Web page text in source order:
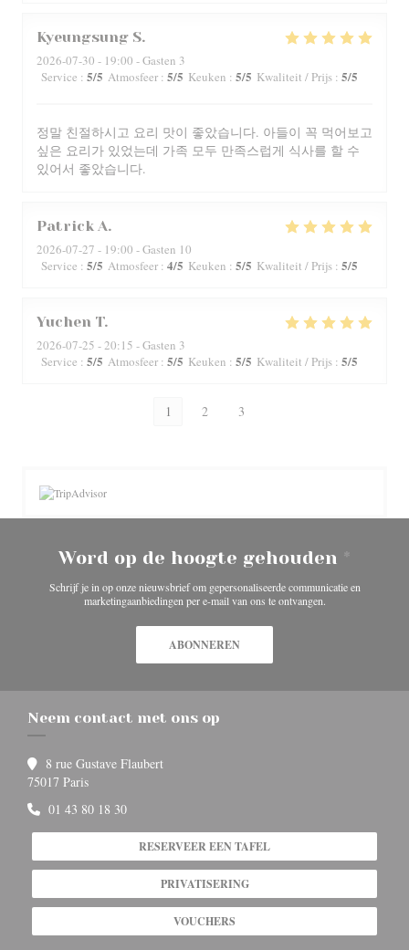
Kyeungsung S
2026-07-30 - 19:00 - Gasten 3
Service : 5/5 Atmosfeer : 5/5 Keuken : 5/5 Kwaliteit / Prijs : 5/5
정말 친절하시고 요리 맛이 좋았습니다. 아들이 꼭 먹어보고
싶은 요리가 있었는데 가족 모두 만족스럽게 식사를 할 수
있어서 좋았습니다.
Patrick A
2026-07-27 - 19:00 - Gasten 10
Service : 5/5 Atmosfeer : 4/5 Keuken : 5/5 Kwaliteit / Prijs : 5/5
Yuchen T
2026-07-25 - 20:15 - Gasten 3
Service : 5/5 Atmosfeer : 5/5 Keuken : 5/5 Kwaliteit / Prijs : 5/5
1 2 3
Word op de hoogte gehouden *
Schrijf je in op onze nieuwsbrief om gepersonaliseerde communicatie en
marketingaanbiedingen per e-mail van ons te ontvangen.
ABONNEREN
Neem contact met ons op
8 rue Gustave Flaubert
75017 Paris((opent in een nieuw venster))
01 43 80 18 30
RESERVEER EEN TAFEL
PRIVATISERING
VOUCHERS